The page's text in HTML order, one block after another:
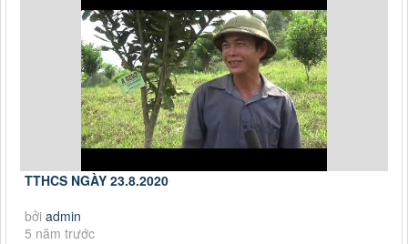
TTHCS NGÀY 23.8.2020
bởi admin
5 năm trước